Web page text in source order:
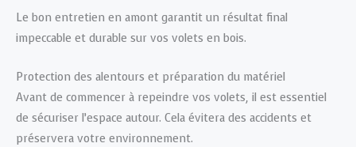
Le bon entretien en amont garantit un résultat final
impeccable et durable sur vos volets en bois.
Protection des alentours et préparation du matériel
Avant de commencer à repeindre vos volets, il est essentiel
de sécuriser l’espace autour. Cela évitera des accidents et
préservera votre environnement.